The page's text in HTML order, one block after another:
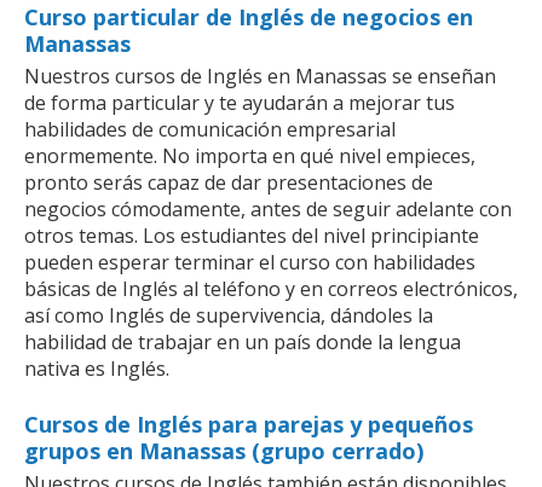
Curso particular de Inglés de negocios en
Manassas
Nuestros cursos de Inglés en Manassas se enseñan
de forma particular y te ayudarán a mejorar tus
habilidades de comunicación empresarial
enormemente. No importa en qué nivel empieces,
pronto serás capaz de dar presentaciones de
negocios cómodamente, antes de seguir adelante con
otros temas. Los estudiantes del nivel principiante
pueden esperar terminar el curso con habilidades
básicas de Inglés al teléfono y en correos electrónicos,
así como Inglés de supervivencia, dándoles la
habilidad de trabajar en un país donde la lengua
nativa es Inglés.
Cursos de Inglés para parejas y pequeños
grupos en Manassas (grupo cerrado)